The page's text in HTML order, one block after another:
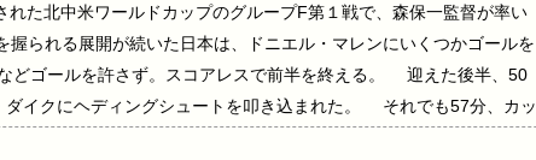
た北中米ワールドカップのグループF第１戦で、森保一監督が率い
られる展開が続いた日本は、ドニエル・マレンにいくつかゴールを
どゴールを許さず。スコアレスで前半を終える。 迎えた後半、50
イクにヘディングシュートを叩き込まれた。 それでも57分、カッ
かし64分にクリセンシオ・サマービルに鮮やかな一撃を突き刺され